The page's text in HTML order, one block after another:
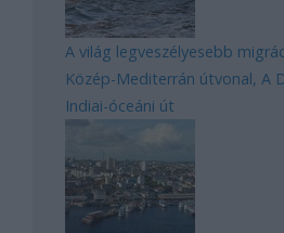
A világ legveszélyesebb
Közép-Mediterrán útvonal, A
Indiai-óceáni út